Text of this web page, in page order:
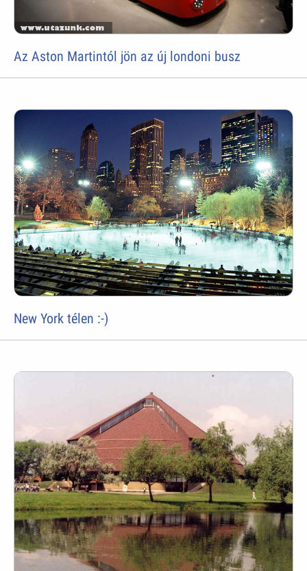
Az Aston Martintól jön az új londoni busz
New York télen :-)